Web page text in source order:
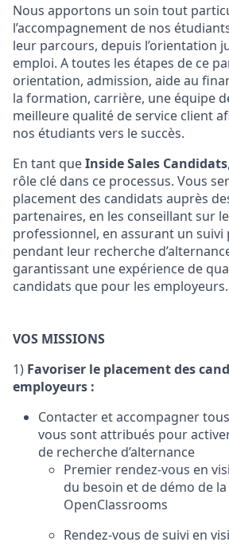
Nous apportons un soin tout
l’accompagnement de nos
leur parcours, depuis l’orientation
emploi. A toutes les étapes de ce
orientation, admission, aide au
la formation, carrière, une équipe
meilleure qualité de service client
nos étudiants vers le succès.
En tant queInside Sales Candidats
rôle clé dans ce processus. Vous
placement des candidats auprès
partenaires, en les conseillant sur
professionnel, en assurant un suivi
pendant leur recherche
garantissant une expérience de
candidats que pour les employeurs.
VOS MISSIONS
1) Favoriser le placement des
employeurs :
Contacter et accompagner
vous sont attribués pour
de recherche d’alternance
Premier rendez-vous en
du besoin et de démo de
OpenClassrooms
Rendez-vous de suivi en